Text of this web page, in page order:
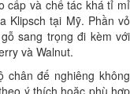
cấp và chế tác khá tỉ mỉ
Klipsch tại Mỹ. Phần vỏ
sang trọng đi kèm với
và Walnut.
chân đế nghiêng không
ý thích hoặc phù hợp